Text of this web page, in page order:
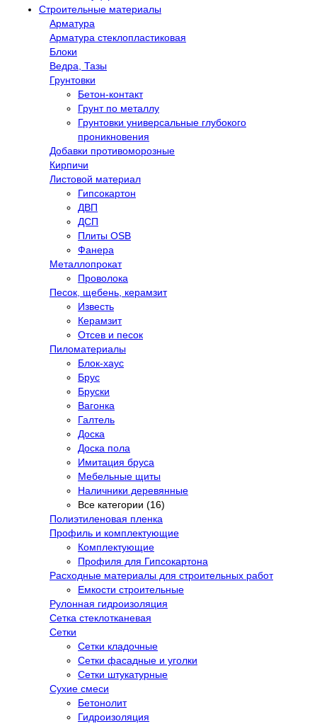
Строительные материалы
Арматура
Арматура стеклопластиковая
Блоки
Ведра, Тазы
Грунтовки
Бетон-контакт
Грунт по металлу
Грунтовки универсальные глубокого
проникновения
Добавки противоморозные
Кирпичи
Листовой материал
Гипсокартон
ДВП
ДСП
Плиты OSB
Фанера
Металлопрокат
Проволока
Песок, щебень, керамзит
Известь
Керамзит
Отсев и песок
Пиломатериалы
Блок-хаус
Брус
Бруски
Вагонка
Галтель
Доска
Доска пола
Имитация бруса
Мебельные щиты
Наличники деревянные
Все категории (16)
Полиэтиленовая пленка
Профиль и комплектующие
Комплектующие
Профиля для Гипсокартона
Расходные материалы для строительных работ
Емкости строительные
Рулонная гидроизоляция
Сетка стеклотканевая
Сетки
Сетки кладочные
Сетки фасадные и уголки
Сетки штукатурные
Сухие смеси
Бетонолит
Гидроизоляция